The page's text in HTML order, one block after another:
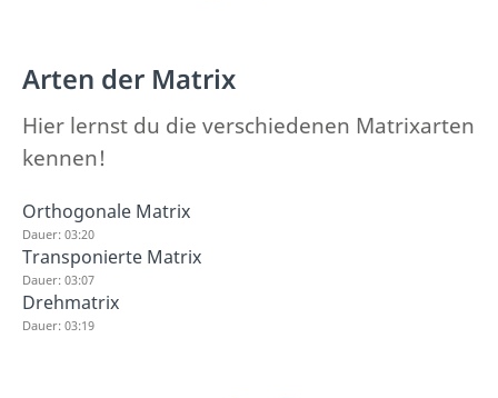
Arten der Matrix
Hier lernst du die verschiedenen Matrixarten
kennen!
Orthogonale Matrix
Dauer: 03:20
Transponierte Matrix
Dauer: 03:07
Drehmatrix
Dauer: 03:19